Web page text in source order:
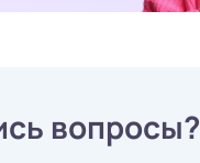
вопросы?